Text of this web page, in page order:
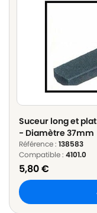
Suceur long et plat
- Diamètre 37mm
Référence : 138583
Compatible : 4101.0
5,80€